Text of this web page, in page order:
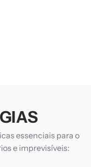
essenciais para o
e imprevisíveis: